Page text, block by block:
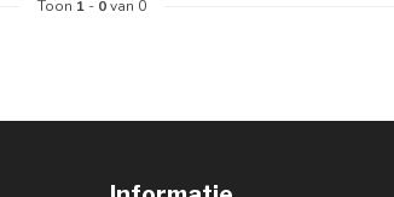
Toon 1 - 0van 0